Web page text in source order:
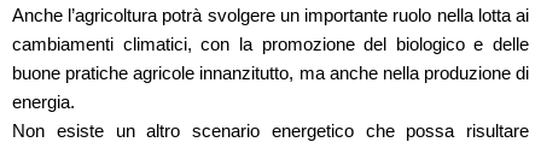
Anche l’agricoltura potrà svolgere un importante ruolo nella lotta ai
cambiamenti climatici, con la promozione del biologico e delle
buone pratiche agricole innanzitutto, ma anche nella produzione di
energia.
Non esiste un altro scenario energetico che possa risultare